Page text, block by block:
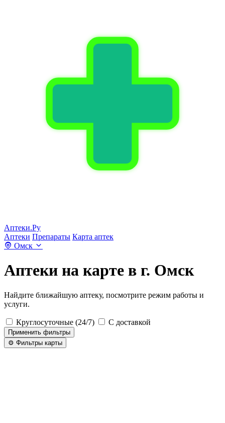
Аптеки.Ру
Аптеки Препараты Карта аптек
Омск
Аптеки на карте в г. Омск
Найдите ближайшую аптеку, посмотрите режим работы и
услуги.
Круглосуточные (24/7) С доставкой
Применить фильтры
⚙️ Фильтры карты